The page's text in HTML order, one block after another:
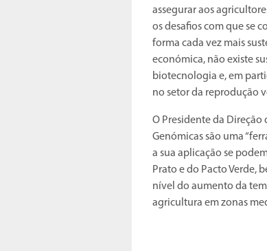
assegurar aos
os desafios com que se
forma cada vez mais
económica, não existe
biotecnologia e, em
no setor da reprodução
O Presidente da Direção
Genómicas são uma
a sua aplicação se
Prato e do Pacto Verde,
nível do aumento da
agricultura em zonas